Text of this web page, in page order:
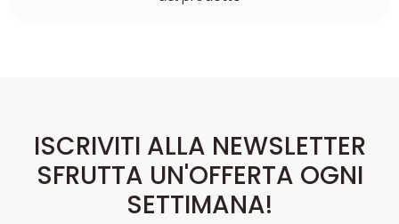
ISCRIVITI ALLA NEWSLETTER
SFRUTTA UN'OFFERTA OGNI
SETTIMANA!